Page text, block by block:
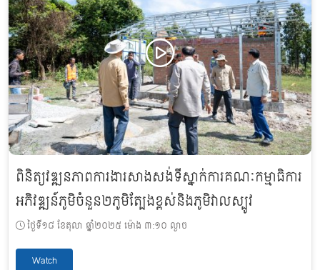
ពិនិត្យវឌ្ឍនភាពការងារសាងសង់ទីស្នាក់ការគណៈកម្មាធិការ
អភិវឌ្ឍន៍ភូមិចំនួន២ភូមិត្បែងខ្ពស់និងភូមិវាលស្បូវ
ថ្ងៃទី១៨ ខែតុលា ឆ្នាំ២០២៥ ម៉ោង ៣:១០ ល្ងាច
Watch